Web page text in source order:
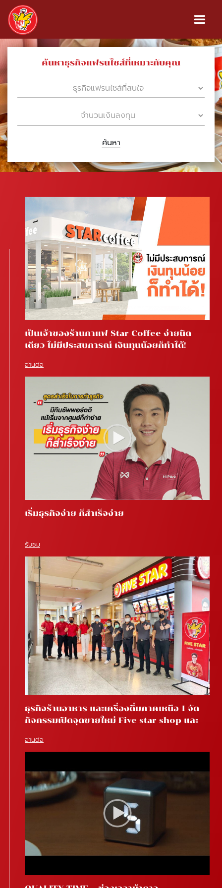
ค้นหาธุรกิจแฟรนไชส์ที่เหมาะกับคุณ
ค้นหา
เป็นเจ้าของร้านกาแฟ Star Coffee ง่ายนิด
เดียว ไม่มีประสบการณ์ เงินทุนน้อยก็ทำได้!
อ่านต่อ
เริ่มธุรกิจง่าย ก็สำเร็จง่าย
รับชม
ธุรกิจร้านอาหาร และเครื่องดื่มภาคเหนือ 1 จัด
กิจกรรมเปิดจุดขายใหม่ Five star shop และ
อ่านต่อ